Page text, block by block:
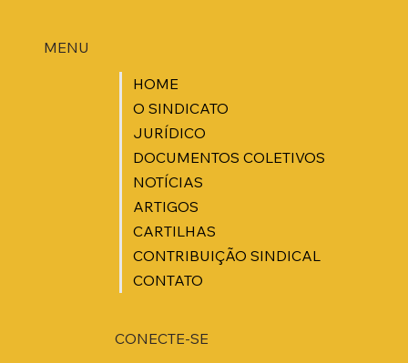
MENU
HOME
O SINDICATO
JURÍDICO
DOCUMENTOS COLETIVOS
NOTÍCIAS
ARTIGOS
CARTILHAS
CONTRIBUIÇÃO SINDICAL
CONTATO
CONECTE-SE